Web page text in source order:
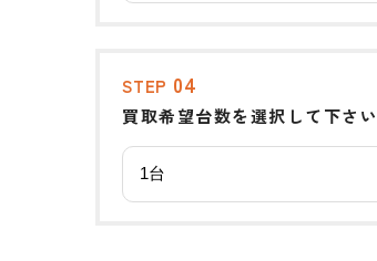
STEP 04
買取希望台数を選択して下さ